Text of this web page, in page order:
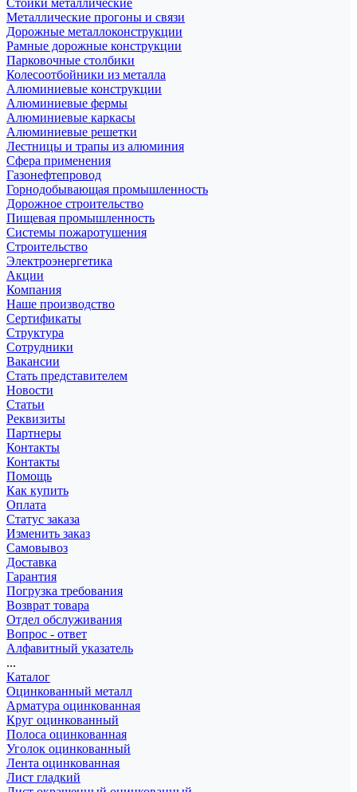
Стойки металлические
Металлические прогоны и связи
Дорожные металлоконструкции
Рамные дорожные конструкции
Парковочные столбики
Колесоотбойники из металла
Алюминиевые конструкции
Алюминиевые фермы
Алюминиевые каркасы
Алюминиевые решетки
Лестницы и трапы из алюминия
Сфера применения
Газонефтепровод
Горнодобывающая промышленность
Дорожное строительство
Пищевая промышленность
Системы пожаротушения
Строительство
Электроэнергетика
Акции
Компания
Наше производство
Сертификаты
Структура
Сотрудники
Вакансии
Стать представителем
Новости
Статьи
Реквизиты
Партнеры
Контакты
Контакты
Помощь
Как купить
Оплата
Статус заказа
Изменить заказ
Самовывоз
Доставка
Гарантия
Погрузка требования
Возврат товара
Отдел обслуживания
Вопрос - ответ
Алфавитный указатель
...
Каталог
Оцинкованный металл
Арматура оцинкованная
Круг оцинкованный
Полоса оцинкованная
Уголок оцинкованный
Лента оцинкованная
Лист гладкий